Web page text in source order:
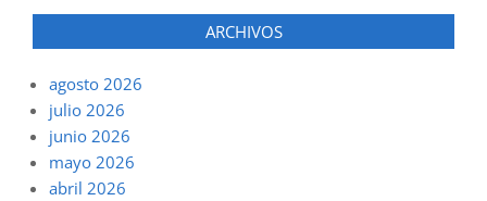
ARCHIVOS
agosto 2026
julio 2026
junio 2026
mayo 2026
abril 2026